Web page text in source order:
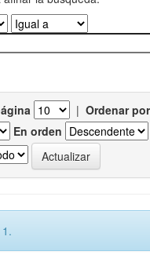
| Ordenar por
En orden